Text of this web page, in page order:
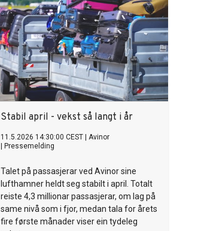
Stabil april - vekst så langt i år
11.5.2026 14:30:00 CEST
Avinor
Pressemelding
Talet på passasjerar ved Avinor sine
lufthamner heldt seg stabilt i april. Totalt
reiste 4,3 millionar passasjerar, om lag på
same nivå som i fjor, medan tala for årets
fire første månader viser ein tydeleg